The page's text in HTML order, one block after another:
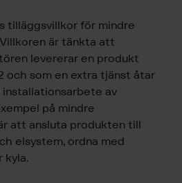
tilläggsvillkor för mindre
är tänkta att
levererar en produkt
och som en extra tjänst åtar
av
på mindre
att ansluta produkten till
elsystem, ordna med
kyla.